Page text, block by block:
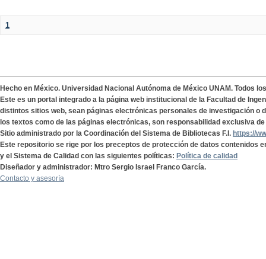
1
Hecho en México. Universidad Nacional Autónoma de México UNAM. Todos
Este es un portal integrado a la página web institucional de la Facultad de
distintos sitios web, sean páginas electrónicas personales de investigación o
los textos como de las páginas electrónicas, son responsabilidad exclusiva
Sitio administrado por la Coordinación del Sistema de Bibliotecas F.I. https://
Este repositorio se rige por los preceptos de protección de datos contenidos
y el Sistema de Calidad con las siguientes políticas: Política de calidad
Diseñador y administrador: Mtro Sergio Israel Franco García.
Contacto y asesoría